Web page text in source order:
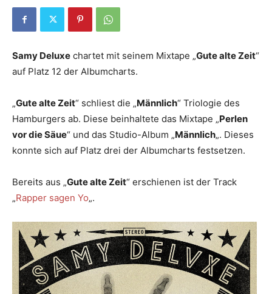
Samy Deluxe chartet mit seinem Mixtape „Gute alte Zeit“
auf Platz 12 der Albumcharts.
„Gute alte Zeit“ schliest die „Männlich“ Triologie des
Hamburgers ab. Diese beinhaltete das Mixtape „Perlen
vor die Säue“ und das Studio-Album „Männlich„. Dieses
konnte sich auf Platz drei der Albumcharts festsetzen.
Bereits aus „Gute alte Zeit“ erschienen ist der Track
„Rapper sagen Yo„.